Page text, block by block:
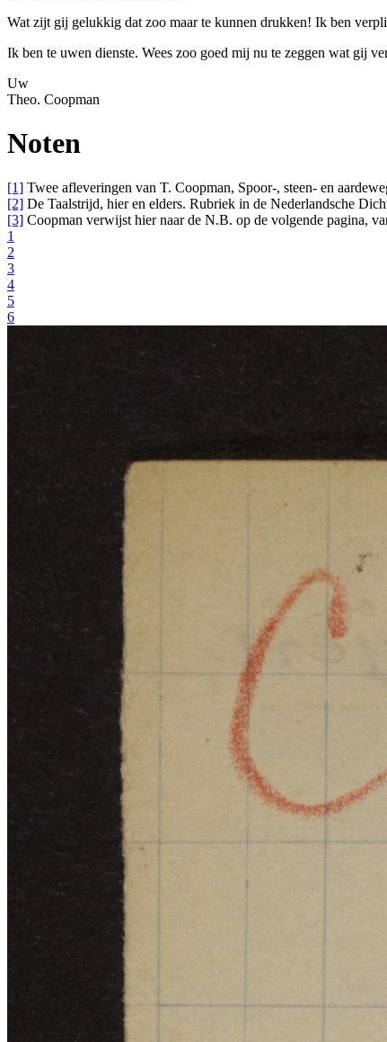
Wat zijt gij gelukkig dat zoo maar te kunnen drukken! Ik ben
Ik ben te uwen dienste. Wees zoo goed mij nu te zeggen wat gij
Uw
Theo. Coopman
Noten
[1] Twee afleveringen van T. Coopman, Spoor-, steen- en
[2] De Taalstrijd, hier en elders. Rubriek in de Nederlandsche
[3] Coopman verwijst hier naar de N.B. op de volgende pagina,
1
2
3
4
5
6